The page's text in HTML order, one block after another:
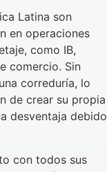
Latina son
en operaciones
como IB,
comercio. Sin
correduría, lo
de crear su propia
desventaja debido
con todos sus